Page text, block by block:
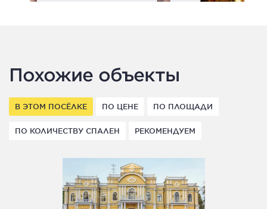
Похожие объекты
В ЭТОМ ПОСЁЛКЕ ПО ЦЕНЕ ПО ПЛОЩАДИ
ПО КОЛИЧЕСТВУ СПАЛЕН РЕКОМЕНДУЕМ